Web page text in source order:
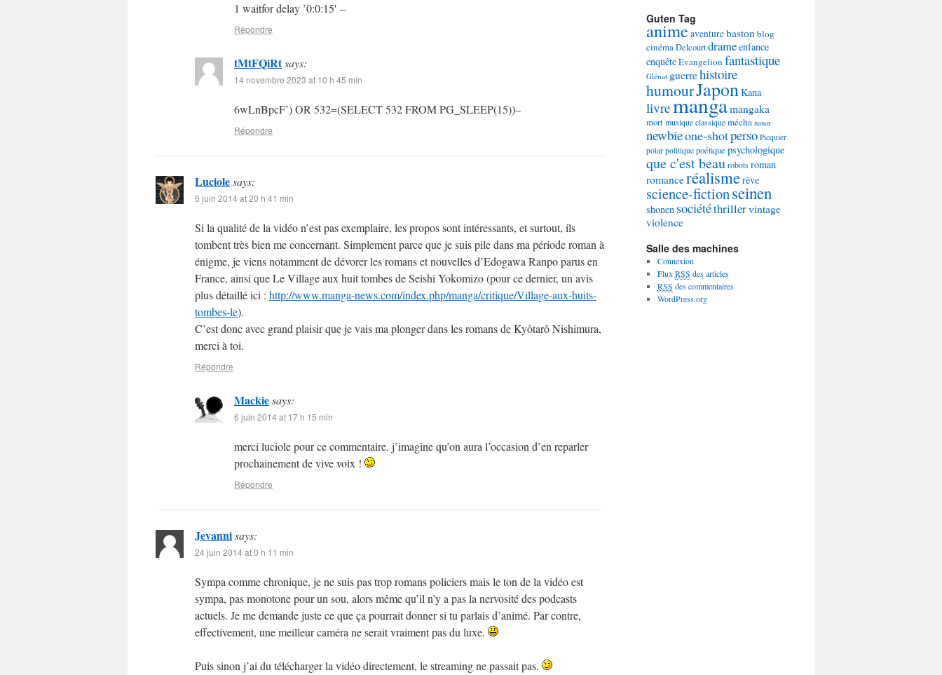
1 waitfor delay ’0:0:15′ –
Répondre
tMtFQiRtsays:
14 novembre 2023 at 10 h 45 min
6wLnBpcF’) OR 532=(SELECT 532 FROM PG_SLEEP(15))–
Répondre
Luciolesays:
5 juin 2014 at 20 h 41 min
Si la qualité de la vidéo n’est pas exemplaire, les propos sont intéressants, et surtout, ils
tombent très bien me concernant. Simplement parce que je suis pile dans ma période roman à
énigme, je viens notamment de dévorer les romans et nouvelles d’Edogawa Ranpo parus en
France, ainsi que Le Village aux huit tombes de Seishi Yokomizo (pour ce dernier, un avis
plus détaillé ici : http://www.manga-news.com/index.php/manga/critique/Village-aux-huits-
tombes-le).
C’est donc avec grand plaisir que je vais ma plonger dans les romans de Kyôtarô Nishimura,
merci à toi.
Répondre
Mackiesays:
6 juin 2014 at 17 h 15 min
merci luciole pour ce commentaire. j’imagine qu’on aura l’occasion d’en reparler
prochainement de vive voix !
Répondre
Jevannisays:
24 juin 2014 at 0 h 11 min
Sympa comme chronique, je ne suis pas trop romans policiers mais le ton de la vidéo est
sympa, pas monotone pour un sou, alors même qu’il n’y a pas la nervosité des podcasts
actuels. Je me demande juste ce que ça pourrait donner si tu parlais d’animé. Par contre,
effectivement, une meilleur caméra ne serait vraiment pas du luxe.
Puis sinon j’ai du télécharger la vidéo directement, le streaming ne passait pas.
Guten Tag
animeaventurebaston blog
cinémaDelcourtdrameenfance
enquêteEvangelion fantastique
Glénat guerrehistoire
humourJapon Kana
livremangamangaka
mortmusique classiquemécha nanar
newbieone-shotperso Picquier
polar politique poétique psychologique
que c'est beaurobotsroman
romanceréalismerêve
science-fictionseinen
shonen sociététhrillervintage
violence
Salle des machines
Connexion
Flux RSS des articles
RSS des commentaires
WordPress.org